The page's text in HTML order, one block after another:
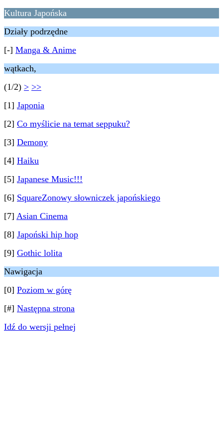
Kultura Japońska
Działy podrzędne
[-] Manga & Anime
wątkach,
(1/2) > >>
[1] Japonia
[2] Co myślicie na temat seppuku?
[3] Demony
[4] Haiku
[5] Japanese Music!!!
[6] SquareZonowy słowniczek japońskiego
[7] Asian Cinema
[8] Japoński hip hop
[9] Gothic lolita
Nawigacja
[0] Poziom w górę
[#] Następna strona
Idź do wersji pełnej